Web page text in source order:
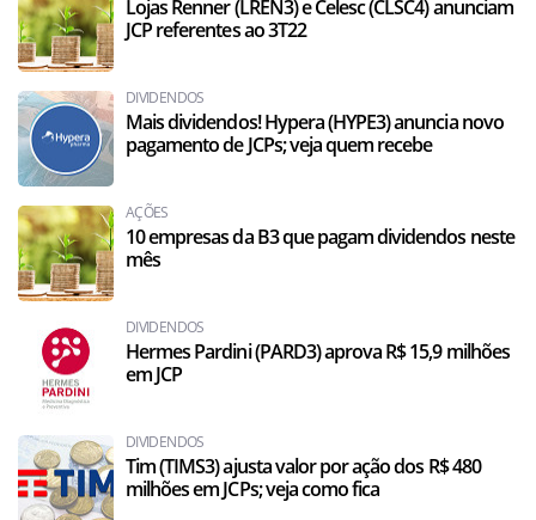
Lojas Renner (LREN3) e Celesc (CLSC4) anunciam
JCP referentes ao 3T22
DIVIDENDOS
Mais dividendos! Hypera (HYPE3) anuncia novo
pagamento de JCPs; veja quem recebe
AÇÕES
10 empresas da B3 que pagam dividendos neste
mês
DIVIDENDOS
Hermes Pardini (PARD3) aprova R$ 15,9 milhões
em JCP
DIVIDENDOS
Tim (TIMS3) ajusta valor por ação dos R$ 480
milhões em JCPs; veja como fica